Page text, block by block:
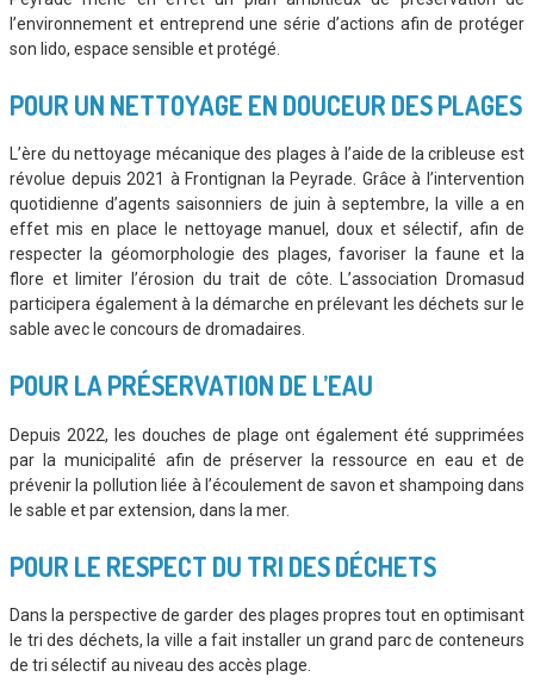
l’environnement et entreprend une série d’actions afin de protéger
son lido, espace sensible et protégé.
POUR UN NETTOYAGE EN DOUCEUR DES PLAGES
L’ère du nettoyage mécanique des plages à l’aide de la cribleuse est
révolue depuis 2021 à Frontignan la Peyrade. Grâce à l’intervention
quotidienne d’agents saisonniers de juin à septembre, la ville a en
effet mis en place le nettoyage manuel, doux et sélectif, afin de
respecter la géomorphologie des plages, favoriser la faune et la
flore et limiter l’érosion du trait de côte. L’association Dromasud
participera également à la démarche en prélevant les déchets sur le
sable avec le concours de dromadaires.
POUR LA PRÉSERVATION DE L’EAU
Depuis 2022, les douches de plage ont également été supprimées
par la municipalité afin de préserver la ressource en eau et de
prévenir la pollution liée à l’écoulement de savon et shampoing dans
le sable et par extension, dans la mer.
POUR LE RESPECT DU TRI DES DÉCHETS
Dans la perspective de garder des plages propres tout en optimisant
le tri des déchets, la ville a fait installer un grand parc de conteneurs
de tri sélectif au niveau des accès plage.